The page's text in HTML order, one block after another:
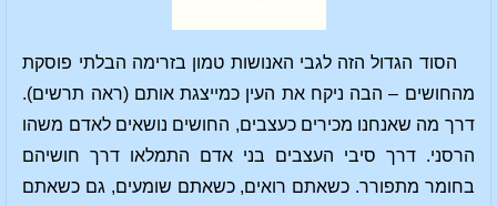
הסוד הגדול הזה לגבי האנושות טמון בזרימה הבלתי פוסקת
מהחושים – הבה ניקח את העין כמייצגת אותם (ראה תרשים).
דרך מה שאנחנו מכירים כעצבים, החושים נושאים לאדם משהו
הרסני. דרך סיבי העצבים בני אדם התמלאו דרך חושיהם
בחומר מתפורר. כשאתם רואים, כשאתם שומעים, גם כשאתם